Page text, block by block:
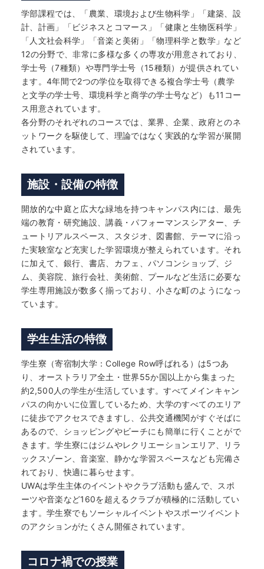
学部課程では、「農業、環境および生物科学」「建築、設
計、計画」「ビジネスとコマース」「健康と生物医科学」
「人文社会科学」「音楽と美術」「物理科学と数学」など
12の分野で、非常に多様な多くの専攻が用意されており、
学士号（7種類）や専門学士号（15種類）が提供されてい
ます。4年間で2つの学位を取得できる複合学士号（農学
と文学の学士号、環境科学と商学の学士号など）も11コー
ス用意されています。
各分野のそれぞれのコースでは、業界、企業、政府とのネ
ットワークを駆使して、理論ではなく実践的な学習が展開
されています。
施設・設備の特徴
開放的な中庭と広大な緑地を持つキャンパス内には、最先
端の教育・研究施設、講義・パフォーマンスシアター、チ
ュートリアルスペース、スタジオ、図書館、テーマに沿っ
た実験室など充実した学習環境が整えられています。それ
に加えて、銀行、書店、カフェ、パソコンショップ、ジ
ム、美容院、旅行会社、美術館、プールなど生活に必要な
学生専用施設が数多く揃っており、小さな町のようになっ
ています。
学生生活の特徴
学生寮（寄宿制大学：College Row呼ばれる）は5つあ
り、オーストラリア全土・世界55か国以上から集まった
約2,500人の学生が生活しています。すべてメインキャン
パスの向かいに位置しているため、大学のすべてのエリア
に徒歩でアクセスできますし、公共交通機関がすぐそばに
あるので、ショッピングやビーチにも簡単に行くことがで
きます。学生寮にはジムやレクリエーションエリア、リラ
ックスゾーン、音楽室、静かな学習スペースなども完備さ
れており、快適に暮らせます。
UWAは学生主体のイベントやクラブ活動も盛んで、スポ
ーツや音楽など160を超えるクラブが積極的に活動してい
ます。学生寮でもソーシャルイベントやスポーツイベント
のアクションがたくさん開催されています。
コロナ禍での授業